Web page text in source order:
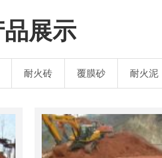
品展示
耐火砖 覆膜砂 耐火泥